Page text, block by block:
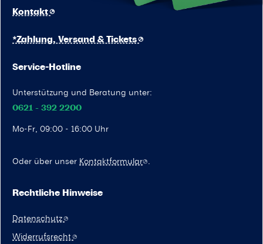
Service-Hotline
Unterstützung und Beratung unter:
0621 - 392 2200
Mo-Fr, 09:00 - 16:00 Uhr
Oder über unser Kontaktformular .
Kontakt
*Zahlung, Versand & Tickets
Rechtliche Hinweise
Datenschutz
Widerrufsrecht